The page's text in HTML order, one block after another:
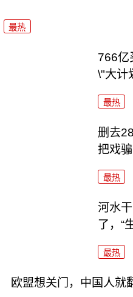
最热
766亿
\"大计
最热
删去
把戏
最热
河水
了，“
最热
欧盟想关门，中国人就